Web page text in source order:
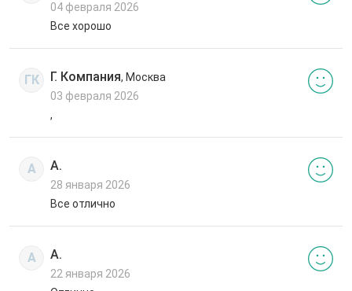
04 февраля 2026
Все хорошо
ГК Г. Компания, Москва
03 февраля 2026
,
А А.
28 января 2026
Все отлично
А А.
22 января 2026